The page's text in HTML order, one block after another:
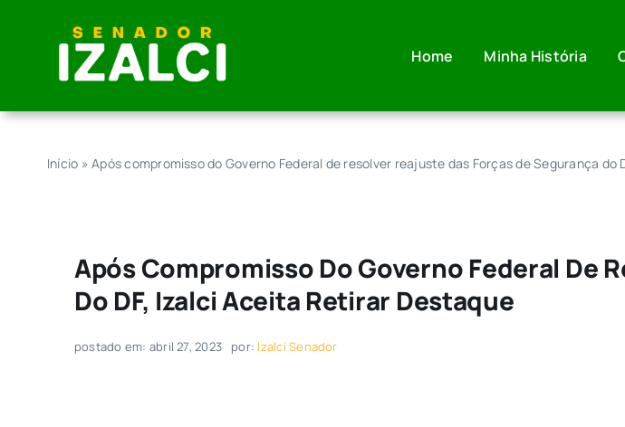
Home Minha História
Início »Após compromisso do Governo Federal de resolver reajuste das Forças de Segurança
Após Compromisso Do Governo Federal De
Do DF, Izalci Aceita Retirar Destaque
postado em: abril 27, 2023 por: Izalci Senador